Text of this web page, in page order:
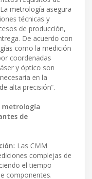
metrología asegura
técnicas y
de producción,
De acuerdo con
como la medición
coordenadas
y óptico son
en la
alta precisión”.
metrología
de
Las CMM
complejas de
el tiempo
componentes.